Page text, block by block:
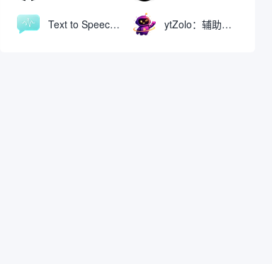
Text to Speech AI：支持多说话人与情感控制的文字转语音工具 ytZolo：辅助创建和优化YouTube视频内容的生成工具